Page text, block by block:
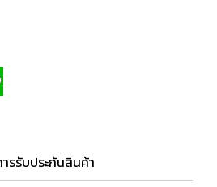
รรับประกันสินค้า